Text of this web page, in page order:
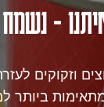
-
וזקוקים
ביותר